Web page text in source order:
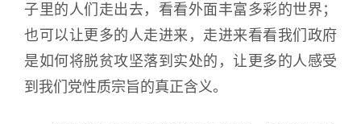
子里的人们走出去，看看外面丰富多彩的世界；
也可以让更多的人走进来，走进来看看我们政府
是如何将脱贫攻坚落到实处的，让更多的人感受
到我们党性质宗旨的真正含义。